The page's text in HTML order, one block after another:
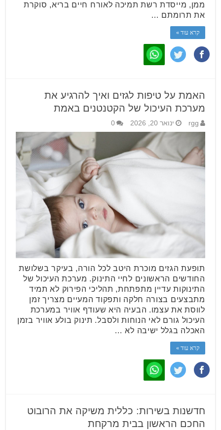
ממן, מייסדת רשת תמיכה לאורח חיים בריא, סוקרת
את תרומתם …
קרא עוד »
האמת על טיפות לגזים ואיך להרגיע את
מערכת העיכול של הקטנטנים באמת
rgg ינואר 20, 2026 0
תופעת הגזים מוכרת היטב לכל הורה, בעיקר בשלושת
החודשים הראשונים לחיי התינוק. מערכת העיכול של
התינוקות עדיין מתפתחת, תהליכי הפירוק לא תמיד
מתבצעים בצורה חלקה ותפקוד המעיים מצריך זמן
לווסת את עצמו. הבעיה היא שעודף אוויר במערכת
העיכול גורם לאי הנוחות ולסבל. תינוק בולע אוויר בזמן
האכלה בגלל ישיבה לא …
קרא עוד »
חדשנות בשירות: כללית משיקה את הרובוט
החכם הראשון בבית מרקחת